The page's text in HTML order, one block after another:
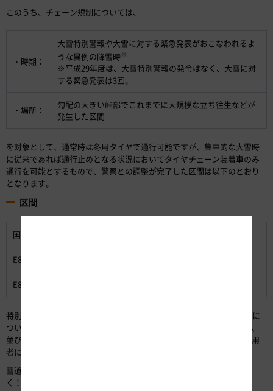
このうち、チェーン規制については、
・時期：
大雪特別警報や大雪に対する緊急発表がおこなわれるよ
うな異例の降雪時※
※平成29年度は、大雪特別警報の発令はなく、大雪に対
する緊急発表は3回。
・場所：
勾配の大きい峠部でこれまでに大規模な立ち往生などが
発生した区間
を対象として、通常時は冬用タイヤで通行可能ですが、集中的な大雪時
に従来であれば通行止めとなる状況においてタイヤチェーン装着車のみ
通行を可能とするもので、警察との調整が完了した区間は以下のとおり
となります。
区間
国道8号：
E8 北陸自動車道：
E8 北陸自動車道：
特別な大雪が予想される2～3日前より通行止め実施の可能性がある旨に
ついて事前広報をおこない、不要不急の外出を控えることや広域迂回、
並びに物流車両の運行計画の見直しなどについて、地域住民や道路利用
者に周知してまいります。
雪道を走る際は、冬用タイヤ装備・タイヤチェーンの携行をお忘れ無
く！ご理解・ご協力をよろしくお願いします。